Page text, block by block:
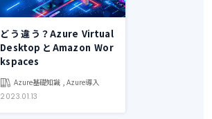
どう違う？Azure Virtual
DesktopとAmazon Wor
kspaces
Azure基礎知識 , Azure導入
2023.01.13